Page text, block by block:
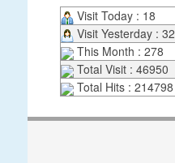
Visit Today : 18
Visit Yesterday : 32
This Month : 278
Total Visit : 46950
Total Hits : 214798